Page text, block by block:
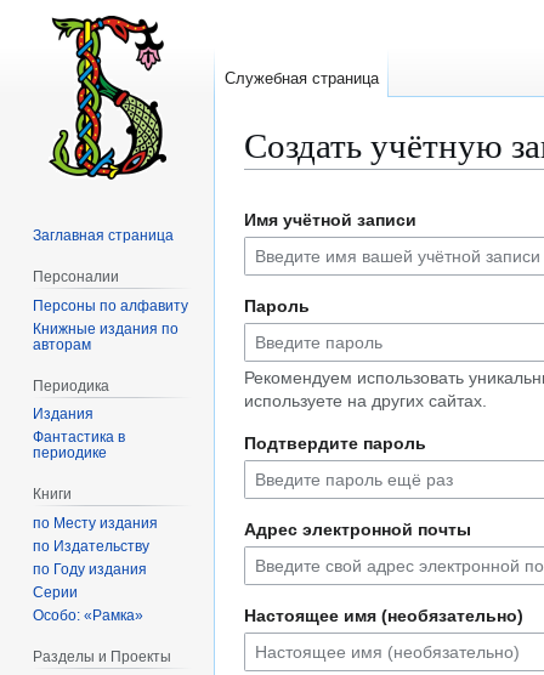
Создать учётную
к
навигации
к
поиску
Имя учётной записи
Пароль
Рекомендуем использовать
используете на других сайтах.
Подтвердите пароль
Адрес электронной почты
Настоящее имя (необязательно)
Служебная страница
Заглавная страница
Персоналии
Персоны по алфавиту
Книжные издания по
авторам
Периодика
Издания
Фантастика в
периодике
Книги
по Месту издания
по Издательству
по Году издания
Серии
Особо: «Рамка»
Разделы и Проекты